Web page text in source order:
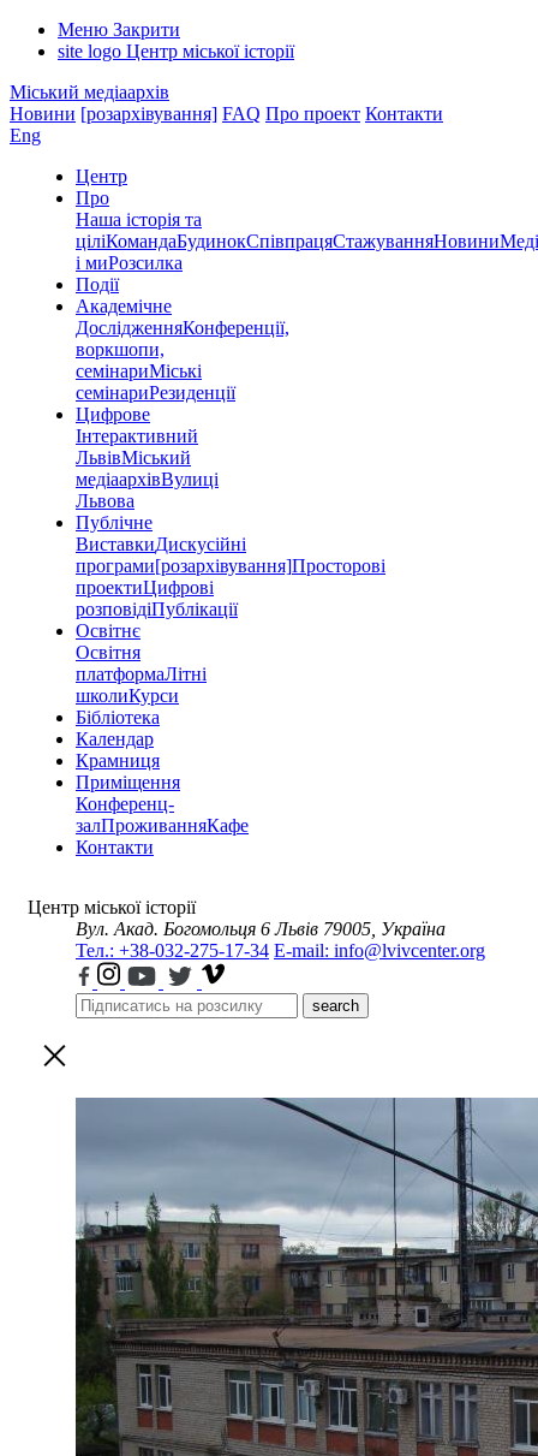
Меню Закрити
site logo Центр міської історії
Міський медіаархів
Новини [розархівування] FAQ Про проект Контакти
Eng
Центр
Про
Наша історія та
ціліКомандаБудинокСпівпрацяСтажуванняНовини
і миРозсилка
Події
Академічне
ДослідженняКонференції,
воркшопи,
семінариМіські
семінариРезиденції
Цифрове
Інтерактивний
ЛьвівМіський
медіаархівВулиці
Львова
Публічне
ВиставкиДискусійні
програми[розархівування]Просторові
проектиЦифрові
розповідіПублікації
Освітнє
Освітня
платформаЛітні
школиКурси
Бібліотека
Календар
Крамниця
Приміщення
Конференц-
залПроживанняКафе
Контакти
Центр міської історії
Вул. Акад. Богомольця 6 Львів 79005, Україна
Тел.: +38-032-275-17-34 E-mail: info@lvivcenter.org
search